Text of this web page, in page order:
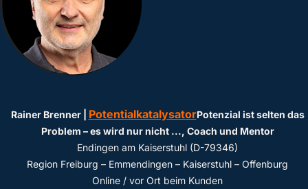
Rainer Brenner | PotentialkatalysatorPotenzial ist selten das
Problem – es wird nur nicht ..., Coach und Mentor
Endingen am Kaiserstuhl (D-79346)
Region Freiburg – Emmendingen – Kaiserstuhl – Offenburg
Online / vor Ort beim Kunden